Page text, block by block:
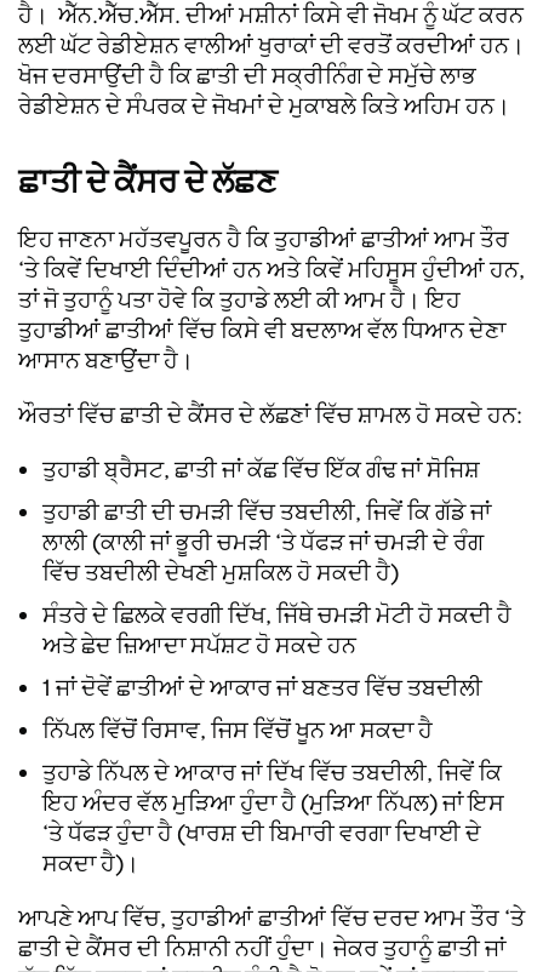
ਹੈ। ਐੱਨ.ਐੱਚ.ਐੱਸ. ਦੀਆਂ ਮਸ਼ੀਨਾਂ ਕਿਸੇ ਵੀ ਜੋਖਮ ਨੂੰ ਘੱਟ ਕਰਨ
ਲਈ ਘੱਟ ਰੇਡੀਏਸ਼ਨ ਵਾਲੀਆਂ ਖੁਰਾਕਾਂ ਦੀ ਵਰਤੋਂ ਕਰਦੀਆਂ ਹਨ।
ਖੋਜ ਦਰਸਾਉਂਦੀ ਹੈ ਕਿ ਛਾਤੀ ਦੀ ਸਕ੍ਰੀਨਿੰਗ ਦੇ ਸਮੁੱਚੇ ਲਾਭ
ਰੇਡੀਏਸ਼ਨ ਦੇ ਸੰਪਰਕ ਦੇ ਜੋਖਮਾਂ ਦੇ ਮੁਕਾਬਲੇ ਕਿਤੇ ਅਹਿਮ ਹਨ।
ਛਾਤੀ ਦੇ ਕੈਂਸਰ ਦੇ ਲੱਛਣ
ਇਹ ਜਾਣਨਾ ਮਹੱਤਵਪੂਰਨ ਹੈ ਕਿ ਤੁਹਾਡੀਆਂ ਛਾਤੀਆਂ ਆਮ ਤੌਰ
‘ਤੇ ਕਿਵੇਂ ਦਿਖਾਈ ਦਿੰਦੀਆਂ ਹਨ ਅਤੇ ਕਿਵੇਂ ਮਹਿਸੂਸ ਹੁੰਦੀਆਂ ਹਨ,
ਤਾਂ ਜੋ ਤੁਹਾਨੂੰ ਪਤਾ ਹੋਵੇ ਕਿ ਤੁਹਾਡੇ ਲਈ ਕੀ ਆਮ ਹੈ। ਇਹ
ਤੁਹਾਡੀਆਂ ਛਾਤੀਆਂ ਵਿੱਚ ਕਿਸੇ ਵੀ ਬਦਲਾਅ ਵੱਲ ਧਿਆਨ ਦੇਣਾ
ਆਸਾਨ ਬਣਾਉਂਦਾ ਹੈ।
ਔਰਤਾਂ ਵਿੱਚ ਛਾਤੀ ਦੇ ਕੈਂਸਰ ਦੇ ਲੱਛਣਾਂ ਵਿੱਚ ਸ਼ਾਮਲ ਹੋ ਸਕਦੇ ਹਨ:
ਤੁਹਾਡੀ ਬ੍ਰੈਸਟ, ਛਾਤੀ ਜਾਂ ਕੱਛ ਵਿੱਚ ਇੱਕ ਗੰਢ ਜਾਂ ਸੋਜਿਸ਼
ਤੁਹਾਡੀ ਛਾਤੀ ਦੀ ਚਮੜੀ ਵਿੱਚ ਤਬਦੀਲੀ, ਜਿਵੇਂ ਕਿ ਗੱਡੇ ਜਾਂ
ਲਾਲੀ (ਕਾਲੀ ਜਾਂ ਭੂਰੀ ਚਮੜੀ ‘ਤੇ ਧੱਫੜ ਜਾਂ ਚਮੜੀ ਦੇ ਰੰਗ
ਵਿੱਚ ਤਬਦੀਲੀ ਦੇਖਣੀ ਮੁਸ਼ਕਿਲ ਹੋ ਸਕਦੀ ਹੈ)
ਸੰਤਰੇ ਦੇ ਛਿਲਕੇ ਵਰਗੀ ਦਿੱਖ, ਜਿੱਥੇ ਚਮੜੀ ਮੋਟੀ ਹੋ ​​ਸਕਦੀ ਹੈ
ਅਤੇ ਛੇਦ ਜ਼ਿਆਦਾ ਸਪੱਸ਼ਟ ਹੋ ਸਕਦੇ ਹਨ
1 ਜਾਂ ਦੋਵੇਂ ਛਾਤੀਆਂ ਦੇ ਆਕਾਰ ਜਾਂ ਬਣਤਰ ਵਿੱਚ ਤਬਦੀਲੀ
ਨਿੱਪਲ ਵਿੱਚੋਂ ਰਿਸਾਵ, ਜਿਸ ਵਿੱਚੋਂ ਖੂਨ ਆ ਸਕਦਾ ਹੈ
ਤੁਹਾਡੇ ਨਿੱਪਲ ਦੇ ਆਕਾਰ ਜਾਂ ਦਿੱਖ ਵਿੱਚ ਤਬਦੀਲੀ, ਜਿਵੇਂ ਕਿ
ਇਹ ਅੰਦਰ ਵੱਲ ਮੁੜਿਆ ਹੁੰਦਾ ਹੈ (ਮੁੜਿਆ ਨਿੱਪਲ) ਜਾਂ ਇਸ
‘ਤੇ ਧੱਫੜ ਹੁੰਦਾ ਹੈ (ਖਾਰਸ਼ ਦੀ ਬਿਮਾਰੀ ਵਰਗਾ ਦਿਖਾਈ ਦੇ
ਸਕਦਾ ਹੈ)।
ਆਪਣੇ ਆਪ ਵਿੱਚ, ਤੁਹਾਡੀਆਂ ਛਾਤੀਆਂ ਵਿੱਚ ਦਰਦ ਆਮ ਤੌਰ ‘ਤੇ
ਛਾਤੀ ਦੇ ਕੈਂਸਰ ਦੀ ਨਿਸ਼ਾਨੀ ਨਹੀਂ ਹੁੰਦਾ। ਜੇਕਰ ਤੁਹਾਨੂੰ ਛਾਤੀ ਜਾਂ